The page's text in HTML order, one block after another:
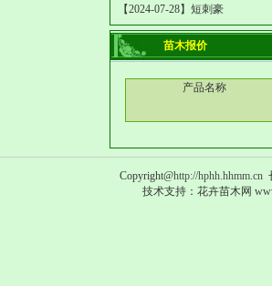
【2024-07-28】 短刺豪
苗木报价
产品名称
Copyright@http://hphh.hhmm.cn
技术支持： 花卉苗木网